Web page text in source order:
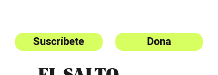
Suscríbete Dona